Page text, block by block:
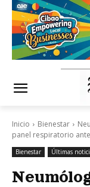
Inicio Bienestar
panel respiratorio
Bienestar Últimas